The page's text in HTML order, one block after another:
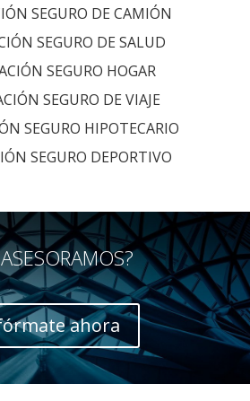
SEGURO DE CAMIÓN
SEGURO DE SALUD
SEGURO HOGAR
SEGURO DE VIAJE
SEGURO HIPOTECARIO
SEGURO DEPORTIVO
ahora